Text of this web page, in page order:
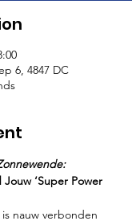
6, 4847 DC
‘Super Power
nauw verbonden